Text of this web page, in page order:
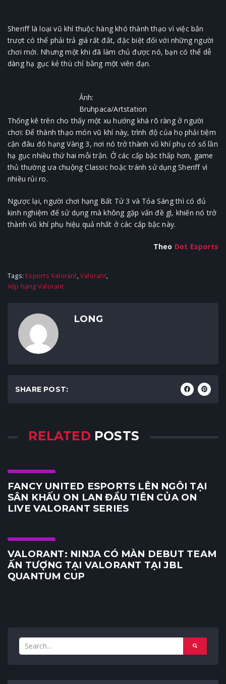
Sheriff là loại vũ khí thuộc hàng khó thành thạo vì việc bắn
trượt có thể phải trả giá rất đắt, đặc biệt đối với những người
chơi mới. Nhưng một khi đã làm chủ được nó, bạn có thể dễ
dàng hạ gục kẻ thù chỉ bằng một viên đạn.
Ảnh:
Bruhpaca/Artstation
Thống kê trên cho thấy một xu hướng khá rõ ràng ở người
chơi: Để thành thạo món vũ khí này, trình độ của họ phải tiệm
cận đâu đó hạng Vàng 3, nơi nó trở thành vũ khí phụ có số lần
hạ gục nhiều thứ hai mỗi trận. Ở các cấp bậc thấp hơn, game
thủ thường ưa chuộng Classic hoặc tránh sử dụng Sheriff vì
nhiều rủi ro.
Ngược lại, người chơi hạng Bất Tử 3 và Tỏa Sáng thì có đủ
kinh nghiệm để sử dụng mà không gặp vấn đề gì, khiến nó trở
thành vũ khí phụ hiệu quả nhất ở các cấp bậc này.
Theo Dot Esports
Tags:Esports Valorant,Valorant,
Xếp hạng Valorant
LONG
SHARE POST:
RELATED POSTS
E-Sports
FANCY UNITED ESPORTS LÊN NGÔI TẠI
SÂN KHẤU ON LAN ĐẦU TIÊN CỦA ON
LIVE VALORANT SERIES
E-Sports
VALORANT: NINJA CÓ MÀN DEBUT TEAM
ẤN TƯỢNG TẠI VALORANT TẠI JBL
QUANTUM CUP